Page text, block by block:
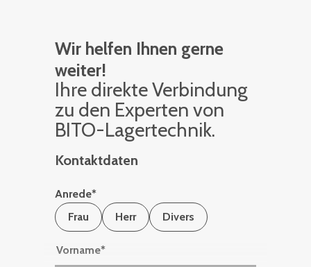
Wir helfen Ihnen gerne
weiter!
Ihre di­rek­te Ver­bin­dung
zu den Ex­per­ten von
BITO-La­ger­tech­nik.
Kontaktdaten
Anrede*
Frau
Herr Divers
Vorname*